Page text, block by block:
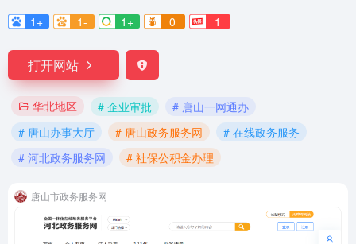
1+
1- 1+ 0 1
打开网站
华北地区 # 企业审批
# 唐山一网通办
# 唐山办事大厅
# 唐山政务服务网
# 在线政务服务
# 河北政务服务网
# 社保公积金办理
唐山市政务服务网